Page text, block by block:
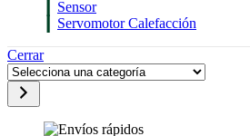
Sensor
Servomotor Calefacción
Cerrar
Selecciona
una
categoría